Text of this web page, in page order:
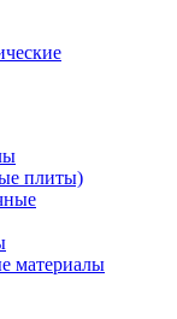
плиты)
материалы